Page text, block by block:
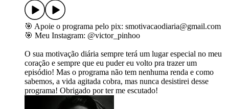
🎯 Apoie o programa pelo pix: smotivacaodiaria@gmail.com
🎯 Meu Instagram: ⁠@victor_pinhoo⁠
O sua motivação diária sempre terá um lugar especial no meu
coração e sempre que eu puder eu volto pra trazer um
episódio! Mas o programa não tem nenhuma renda e como
sabemos, a vida agitada cobra, mas nunca desistirei desse
programa! Obrigado por ter me escutado!